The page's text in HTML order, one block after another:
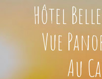
Hôtel
Vue
Au